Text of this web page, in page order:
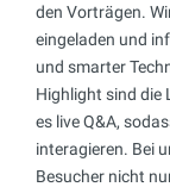
den Vorträgen.
eingeladen und
und smarter
Highlight sind die
es live Q&A,
interagieren. Bei
Besucher nicht